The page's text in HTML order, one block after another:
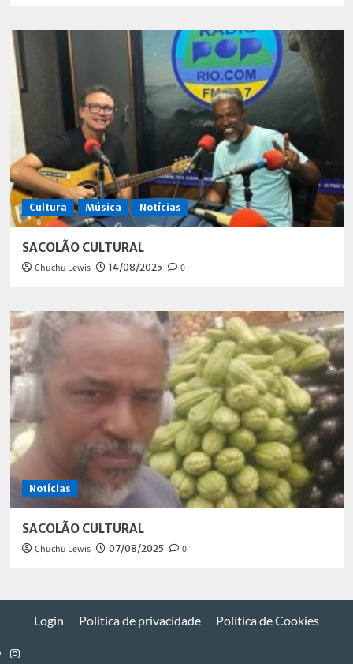
Cultura Música Notícias
SACOLÃO CULTURAL
Chuchu Lewis 14/08/2025 0
Notícias
SACOLÃO CULTURAL
Chuchu Lewis 07/08/2025 0
Login Política de privacidade Política de Cookies
Instagram